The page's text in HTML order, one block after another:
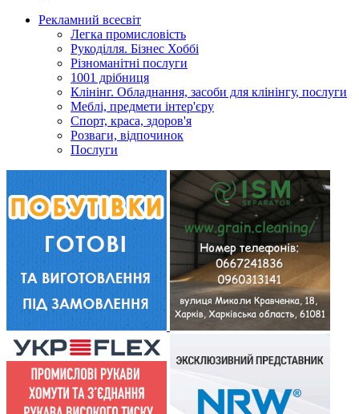
Рекламний всесвіт
Легка промисловість
Рукоділля. Бізнес Хоббі
Різноманітні послуги
1001 дрібниця
Клінінг. Обладнання, засоби для клінінгу, послуги
Меблі, предмети інтер'єру
Спорт, краса, здоров'я
Розваги, відпочинок
Послуги